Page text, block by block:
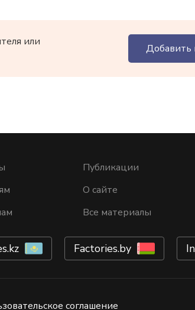
или
Добавить
Публикации
О сайте
Все материалы
Factories.by
соглашение